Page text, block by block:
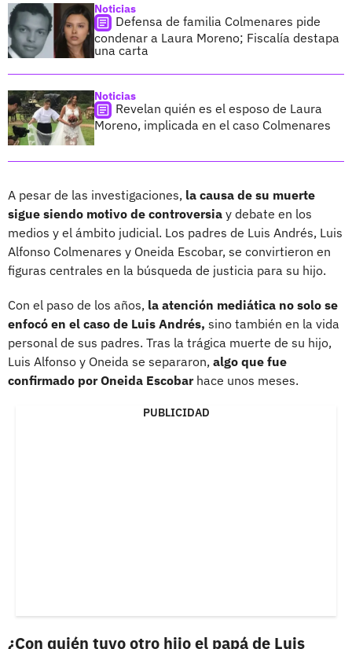
Noticias
Defensa de familia Colmenares pide
condenar a Laura Moreno; Fiscalía destapa
una carta
Noticias
Revelan quién es el esposo de Laura
Moreno, implicada en el caso Colmenares
A pesar de las investigaciones, la causa de su muerte
sigue siendo motivo de controversia y debate en los
medios y el ámbito judicial. Los padres de Luis Andrés, Luis
Alfonso Colmenares y Oneida Escobar, se convirtieron en
figuras centrales en la búsqueda de justicia para su hijo.
Con el paso de los años, la atención mediática no solo se
enfocó en el caso de Luis Andrés, sino también en la vida
personal de sus padres. Tras la trágica muerte de su hijo,
Luis Alfonso y Oneida se separaron, algo que fue
confirmado por Oneida Escobarhace unos meses.
PUBLICIDAD
¿Con quién tuvo otro hijo el papá de Luis